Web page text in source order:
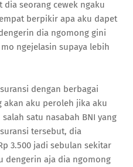
seorang cewek ngaku
berpikir apa aku dapet
dia ngomong gini
ngejelasin supaya lebih
dengan berbagai
akan aku peroleh jika aku
satu nasabah BNI yang
tersebut, dia
3.500 jadi sebulan sekitar
dengerin aja dia ngomong